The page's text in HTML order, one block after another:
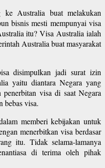
Australia buat melakukan
bisnis mesti mempunyai visa
itu? Visa Australia ialah
Australia buat masyarakat
disimpulkan jadi surat izin
yaitu diantara Negara yang
visa di saat Negara
bebas visa.
memberi kebijakan untuk
menerbitkan visa berdasar
itu. Tidak selama-lamanya
di terima oleh pihak